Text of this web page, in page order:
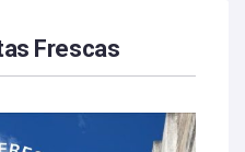
Frescas